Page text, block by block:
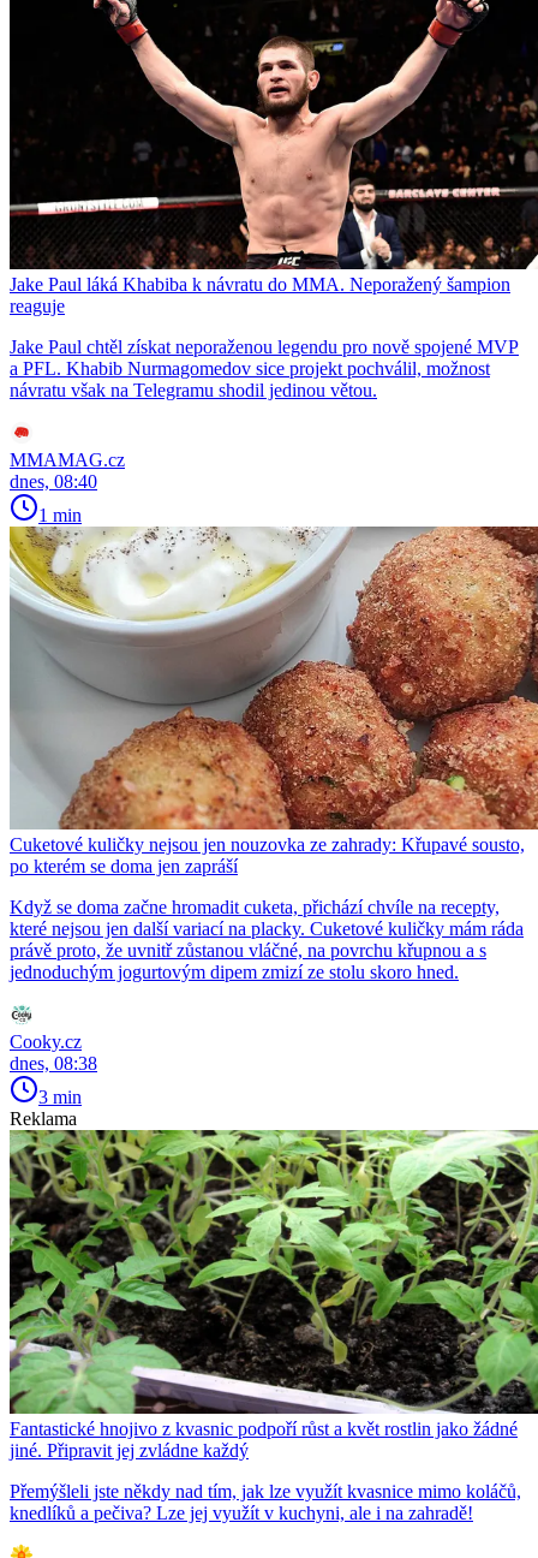
Jake Paul láká Khabiba k návratu do MMA. Neporažený šampion
reaguje
Jake Paul chtěl získat neporaženou legendu pro nově spojené MVP
a PFL. Khabib Nurmagomedov sice projekt pochválil, možnost
návratu však na Telegramu shodil jedinou větou.
MMAMAG.cz
dnes, 08:40
1 min
Cuketové kuličky nejsou jen nouzovka ze zahrady: Křupavé sousto,
po kterém se doma jen zapráší
Když se doma začne hromadit cuketa, přichází chvíle na recepty,
které nejsou jen další variací na placky. Cuketové kuličky mám ráda
právě proto, že uvnitř zůstanou vláčné, na povrchu křupnou a s
jednoduchým jogurtovým dipem zmizí ze stolu skoro hned.
Cooky.cz
dnes, 08:38
3 min
Reklama
Fantastické hnojivo z kvasnic podpoří růst a květ rostlin jako žádné
jiné. Připravit jej zvládne každý
Přemýšleli jste někdy nad tím, jak lze využít kvasnice mimo koláčů,
knedlíků a pečiva? Lze jej využít v kuchyni, ale i na zahradě!